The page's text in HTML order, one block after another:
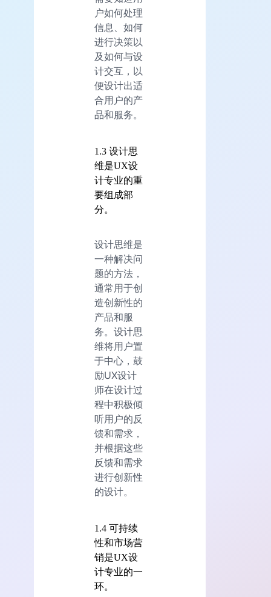
户如何处理
信息、如何
进行决策以
及如何与设
计交互，以
便设计出适
合用户的产
品和服务。
1.3 设计思
维是UX设
计专业的重
要组成部
分。
设计思维是
一种解决问
题的方法，
通常用于创
造创新性的
产品和服
务。设计思
维将用户置
于中心，鼓
励UX设计
师在设计过
程中积极倾
听用户的反
馈和需求，
并根据这些
反馈和需求
进行创新性
的设计。
1.4 可持续
性和市场营
销是UX设
计专业的一
环。